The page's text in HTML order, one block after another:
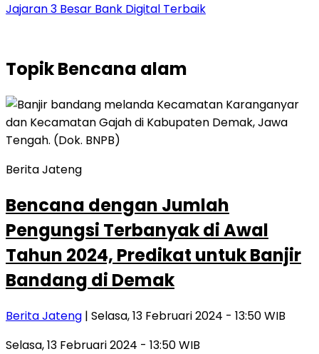
Jajaran 3 Besar Bank Digital Terbaik
TopikBencana alam
Berita Jateng
Bencana dengan Jumlah
Pengungsi Terbanyak di Awal
Tahun 2024, Predikat untuk Banjir
Bandang di Demak
Berita Jateng | Selasa, 13 Februari 2024 - 13:50 WIB
Selasa, 13 Februari 2024 - 13:50 WIB